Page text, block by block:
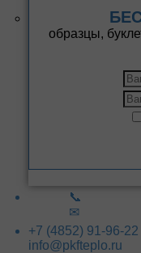
образцы,
📞
✉
+7 (4852) 91-96-22
info@pkfteplo.ru